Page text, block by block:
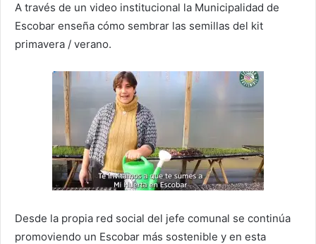
A través de un video institucional la Municipalidad de
Escobar enseña cómo sembrar las semillas del kit
primavera / verano.
Desde la propia red social del jefe comunal se continúa
promoviendo un Escobar más sostenible y en esta